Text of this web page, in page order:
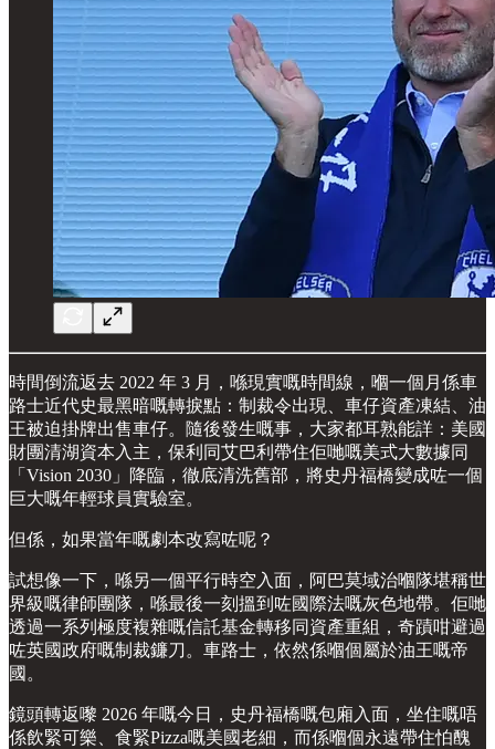
時間倒流返去 2022 年 3 月，喺現實嘅時間線，嗰一個月係車
路士近代史最黑暗嘅轉捩點：制裁令出現、車仔資產凍結、油
王被迫掛牌出售車仔。隨後發生嘅事，大家都耳熟能詳：美國
財團清湖資本入主，保利同艾巴利帶住佢哋嘅美式大數據同
「Vision 2030」降臨，徹底清洗舊部，將史丹福橋變成咗一個
巨大嘅年輕球員實驗室。
但係，如果當年嘅劇本改寫咗呢？
試想像一下，喺另一個平行時空入面，阿巴莫域治嗰隊堪稱世
界級嘅律師團隊，喺最後一刻搵到咗國際法嘅灰色地帶。佢哋
透過一系列極度複雜嘅信託基金轉移同資產重組，奇蹟咁避過
咗英國政府嘅制裁鐮刀。車路士，依然係嗰個屬於油王嘅帝
國。
鏡頭轉返嚟 2026 年嘅今日，史丹福橋嘅包廂入面，坐住嘅唔
係飲緊可樂、食緊Pizza嘅美國老細，而係嗰個永遠帶住怕醜